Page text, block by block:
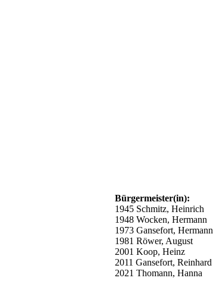
Bürgermeister(in):
1945 Schmitz, Heinrich
1948 Wocken, Hermann
1973 Gansefort, Hermann
1981 Röwer, August
2001 Koop, Heinz
2011 Gansefort, Reinhard
2021 Thomann, Hanna